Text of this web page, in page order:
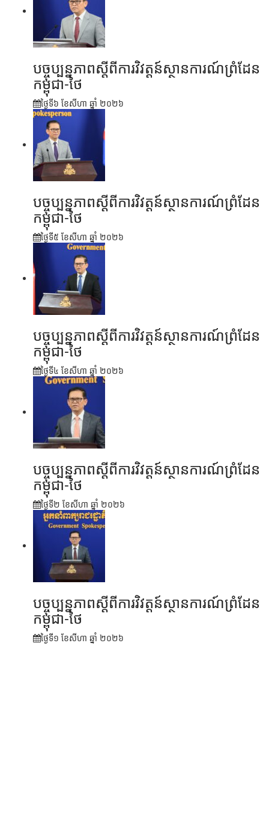
បច្ចុប្បន្នភាពស្ដីពីការវិវត្តន៍ស្ថានការណ៍ព្រំដែន
កម្ពុជា-ថៃ
ថ្ងៃទី៦ ខែ​សីហា ឆ្នាំ ២០២៦
បច្ចុប្បន្នភាពស្ដីពីការវិវត្តន៍ស្ថានការណ៍ព្រំដែន
កម្ពុជា-ថៃ
ថ្ងៃទី៥ ខែ​សីហា ឆ្នាំ ២០២៦
បច្ចុប្បន្នភាពស្ដីពីការវិវត្តន៍ស្ថានការណ៍ព្រំដែន
កម្ពុជា-ថៃ
ថ្ងៃទី៤ ខែ​សីហា ឆ្នាំ ២០២៦
បច្ចុប្បន្នភាពស្ដីពីការវិវត្តន៍ស្ថានការណ៍ព្រំដែន
កម្ពុជា-ថៃ
ថ្ងៃទី២ ខែ​សីហា ឆ្នាំ ២០២៦
បច្ចុប្បន្នភាពស្ដីពីការវិវត្តន៍ស្ថានការណ៍ព្រំដែន
កម្ពុជា-ថៃ
ថ្ងៃទី១ ខែ​សីហា ឆ្នាំ ២០២៦